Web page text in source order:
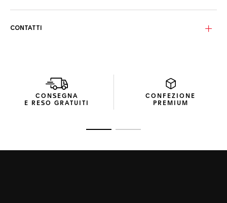
La cassa da 38 mm, pensata per adattarsi a un’ampia
gamma di polsi, è realizzata in robusto acciaio inossidabile.
Solargraph, alimentato da luce naturale e artificiale. Con un
solo minuto di esposizione alla luce, il Calibre TH50-00
anima l’orologio per un’intera giornata. Una volta
completamente carico, garantisce fino a 10 mesi di
CONTATTI
CONSEGNA
E RESO GRATUITI
CONFEZIONE
PREMIUM